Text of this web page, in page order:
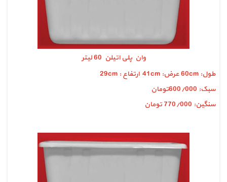
وان پلی اتیلن 60 لیتر
طول: 60cm عرض: 41cm ارتفاع : 29cm
سبک: 600/000تومان
سنگین: 770/000 تومان